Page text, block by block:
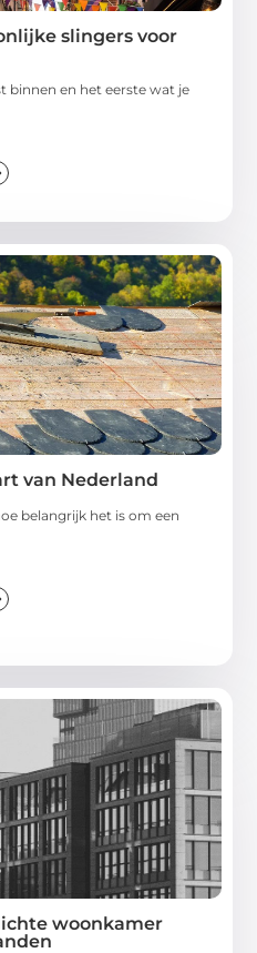
slingers voor
binnen en het eerste wat je
van Nederland
belangrijk het is om een
woonkamer